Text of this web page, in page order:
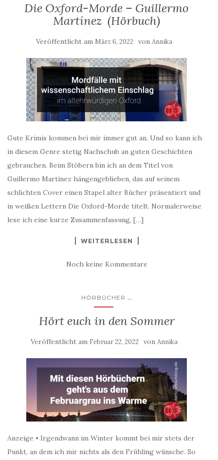
Die Oxford-Morde – Guillermo
Martínez (Hörbuch)
Veröffentlicht am März 6, 2022 von Annika
Gute Krimis kommen bei mir immer gut an. Und so kann ich
in diesem Genre stetig Nachschub an guten Geschichten
gebrauchen. Beim Stöbern bin ich an dem Titel von
Guillermo Martínez hängengeblieben, das auf seinem
schlichten Cover einen Stapel alter Bücher präsentiert und
in weißen Lettern Die Oxford-Morde titelt. Normalerweise
lese ich eine kurze Zusammenfassung, […]
WEITERLESEN
Noch keine Kommentare
HÖRBÜCHER ...
Hört euch in den Sommer
Veröffentlicht am Februar 22, 2022 von Annika
Anzeige • Irgendwann im Winter kommt bei mir stets der
Punkt, an dem ich mir nichts als den Frühling wünsche. So